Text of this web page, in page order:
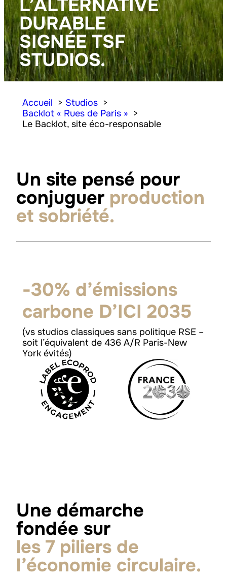
L’ALTERNATIVE
DURABLE
SIGNÉE TSF
STUDIOS.
Accueil
Studios
Backlot « Rues de Paris »
Le Backlot, site éco-responsable
Un site pensé pour
conjuguer production
et sobriété.
-30% d’émissions
carbone D’ICI 2035
(vs studios classiques sans politique RSE –
soit l’équivalent de 436 A/R Paris-New
York évités)
Une démarche
fondée sur
les 7 piliers de
l’économie circulaire.